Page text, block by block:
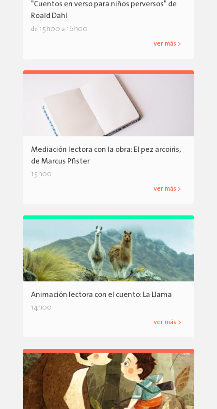
"Cuentos en verso para niños perversos" de
Roald Dahl
de 15h00 a 16h00
ver más >
Mediación lectora con la obra: El pez arcoiris,
de Marcus Pfister
15h00
ver más >
Animación lectora con el cuento: La Llama
14h00
ver más >